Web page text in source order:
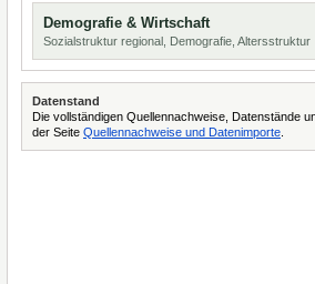
Demografie & Wirtschaft
Sozialstruktur regional, Demografie, Altersstruktur
Datenstand
Die vollständigen Quellennachweise, Datenstände
der Seite Quellennachweise und Datenimporte